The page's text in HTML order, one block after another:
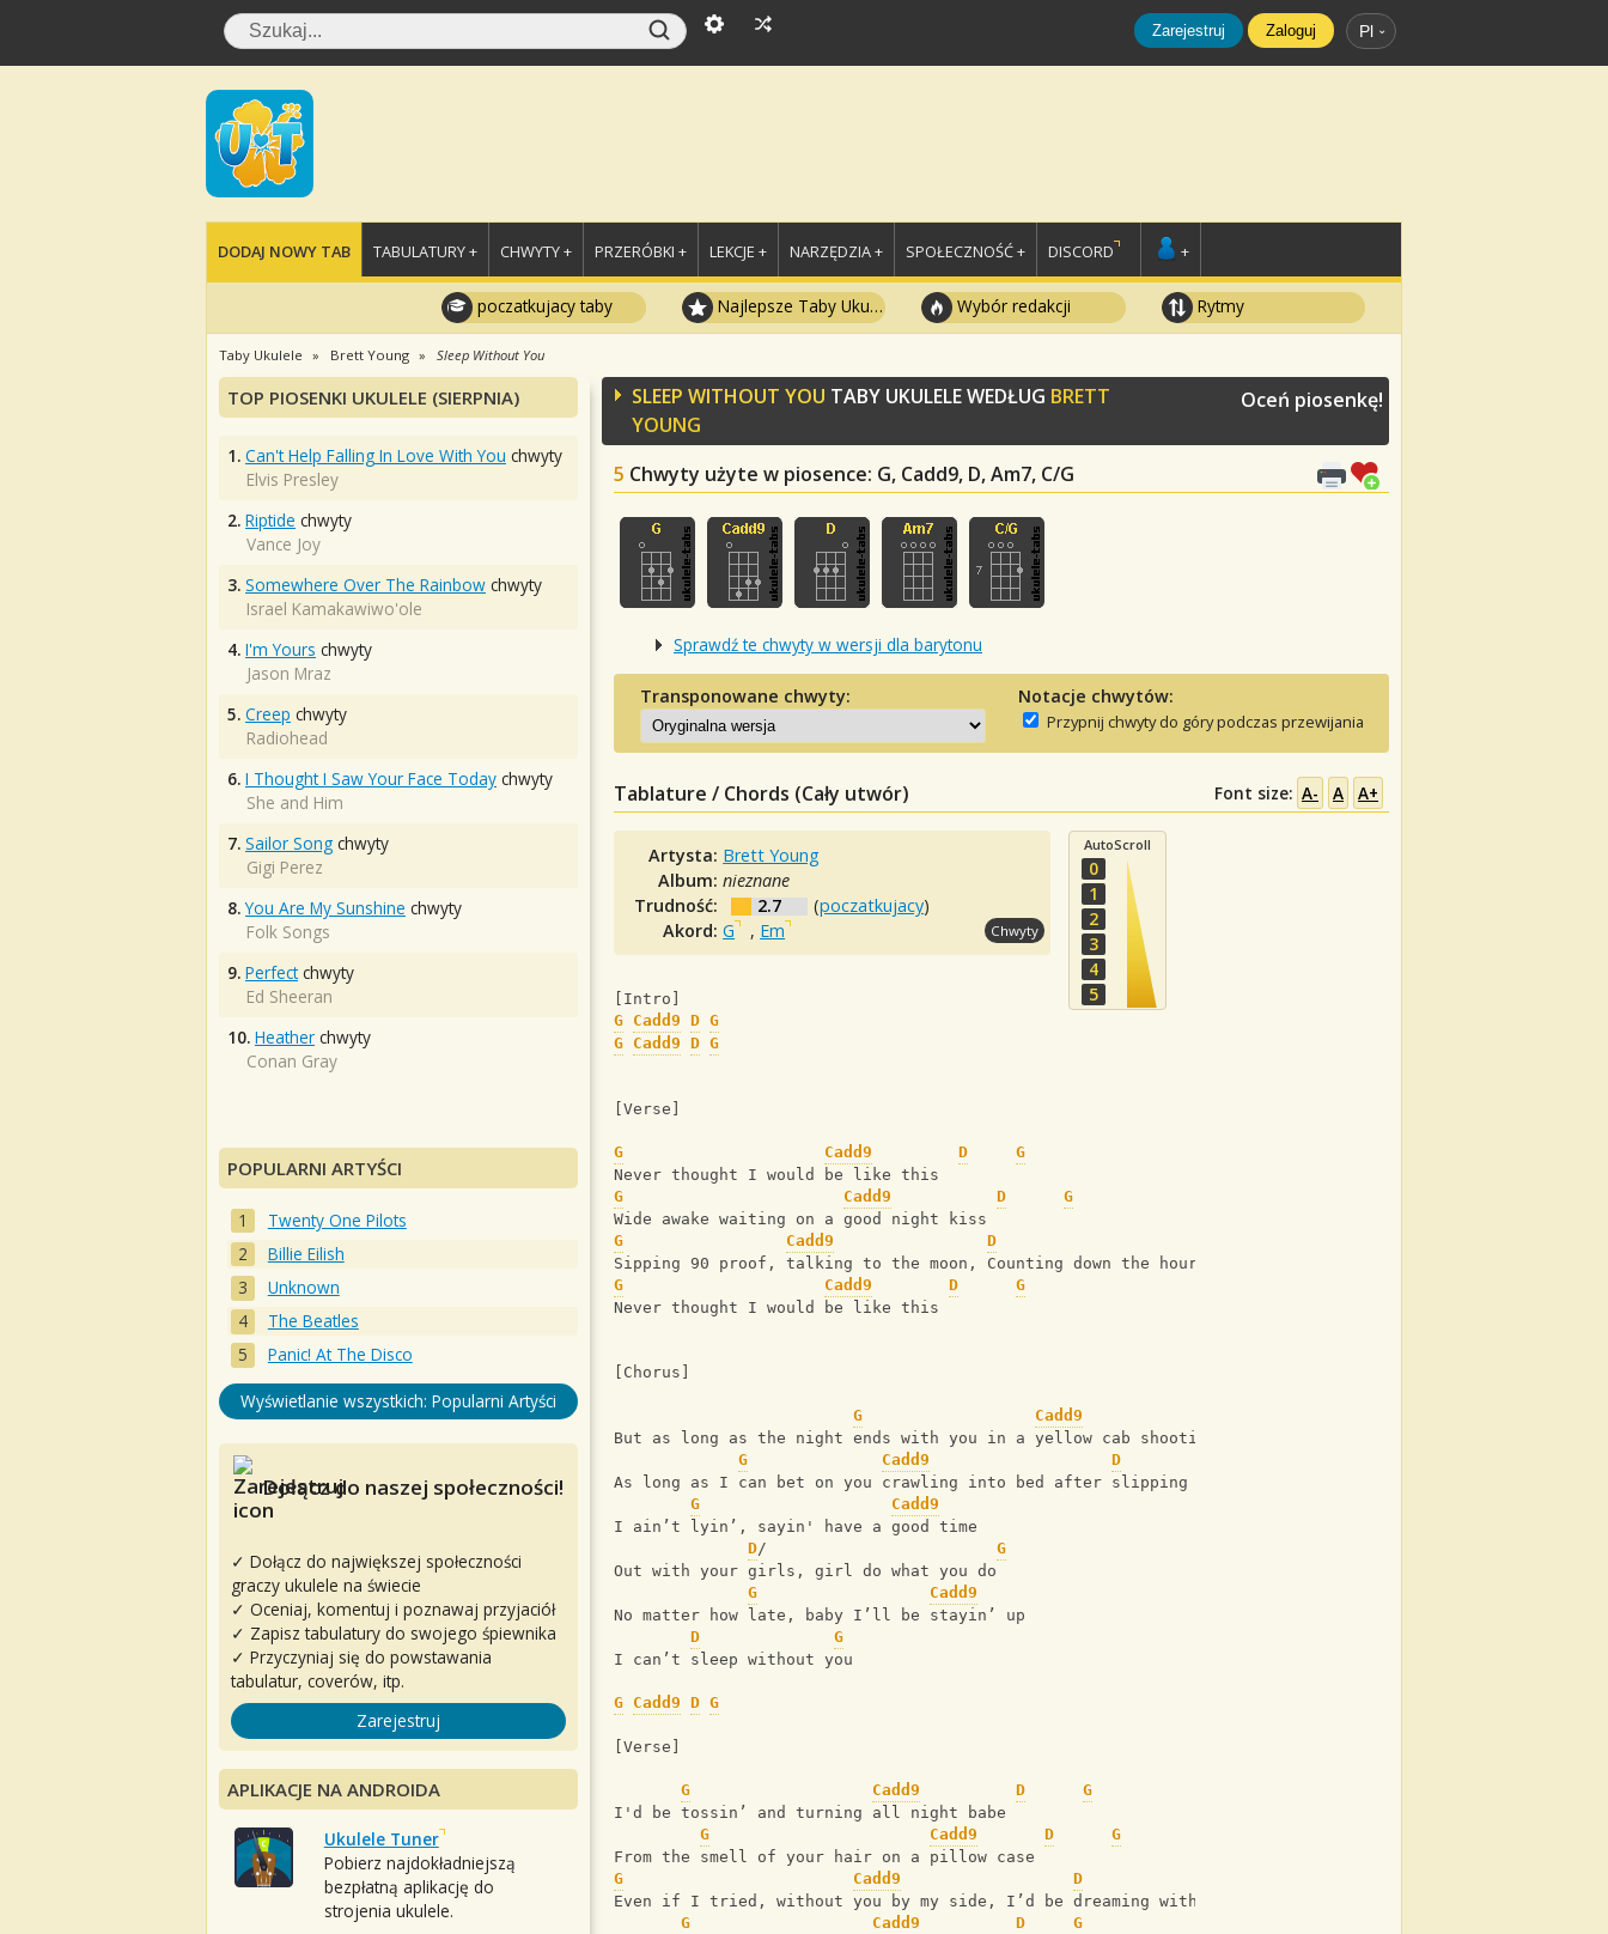
Zarejestruj Zaloguj Pl
DODAJ NOWY TAB TABULATURY + CHWYTY + PRZERÓBKI + LEKCJE + NARZĘDZIA + SPOŁECZNOŚĆ + DISCORD +
poczatkujacy taby Najlepsze Taby Ukulele Wybór redakcji Rytmy
Taby Ukulele Brett Young Sleep Without You
SLEEP WITHOUT YOU TABY UKULELE WEDŁUG BRETT
YOUNG
5 Chwyty użyte w piosence: G, Cadd9, D, Am7, C/G
Oceń piosenkę!
Sprawdź te chwyty w wersji dla barytonu
Transponowane chwyty: Notacje chwytów:
Przypnij chwyty do góry podczas przewijania
Tablature / Chords (Cały utwór) Font size: A- A A+
Artysta: Brett Young
Album:nieznane
Trudność:
2.7 (poczatkujacy)
Akord:G , Em Chwyty
AutoScroll
0
1
2
3
4
5
[Intro]
G Cadd9 D G
G Cadd9 D G
[Verse]
G Cadd9 D
G
Never thought I would be like this
G
Cadd9 D
G
Wide awake waiting on a good night kiss
G
Cadd9 D
Sipping 90 proof, talking to the moon, Counting down the hours till it’s 2AM
G
Cadd9 D
G
Never thought I would be like this
[Chorus]
G Cadd9
But as long as the night ends with you in a yellow cab shooting me a text sayin’ coming home soon
G
Cadd9 D
As long as I can bet on you crawling into bed after slipping out your high heel shoes
G
Cadd9
I ain’t lyin’, sayin' have a good time
D/ G
Out with your girls, girl do what you do
G
Cadd9
No matter how late, baby I’ll be stayin’ up
D
G
I can’t sleep without you
G Cadd9 D G
[Verse]
G Cadd9 D
G
I'd be tossin’ and turning all night babe
G
Cadd9 D
G
From the smell of your hair on a pillow case
G
Cadd9 D
Even if I tried, without you by my side, I’d be dreaming with my eyes open
G
Cadd9 D
G
TOP PIOSENKI UKULELE (SIERPNIA)
1. Can't Help Falling In Love With You chwyty
Elvis Presley
2. Riptide chwyty
Vance Joy
3. Somewhere Over The Rainbow chwyty
Israel Kamakawiwo'ole
4. I'm Yours chwyty
Jason Mraz
5. Creep chwyty
Radiohead
6. I Thought I Saw Your Face Today chwyty
She and Him
7. Sailor Song chwyty
Gigi Perez
8. You Are My Sunshine chwyty
Folk Songs
9. Perfectchwyty
Ed Sheeran
10. Heather chwyty
Conan Gray
POPULARNI ARTYŚCI
Twenty One Pilots
Billie Eilish
Unknown
The Beatles
Panic! At The Disco
Wyświetlanie wszystkich: Popularni Artyści
Dołącz do naszej społeczności!
✓ Dołącz do największej społeczności
graczy ukulele na świecie
✓ Oceniaj, komentuj i poznawaj przyjaciół
✓ Zapisz tabulatury do swojego śpiewnika
✓ Przyczyniaj się do powstawania
tabulatur, coverów, itp.
Zarejestruj
APLIKACJE NA ANDROIDA
Ukulele Tuner
Pobierz najdokładniejszą
bezpłatną aplikację do
strojenia ukulele.